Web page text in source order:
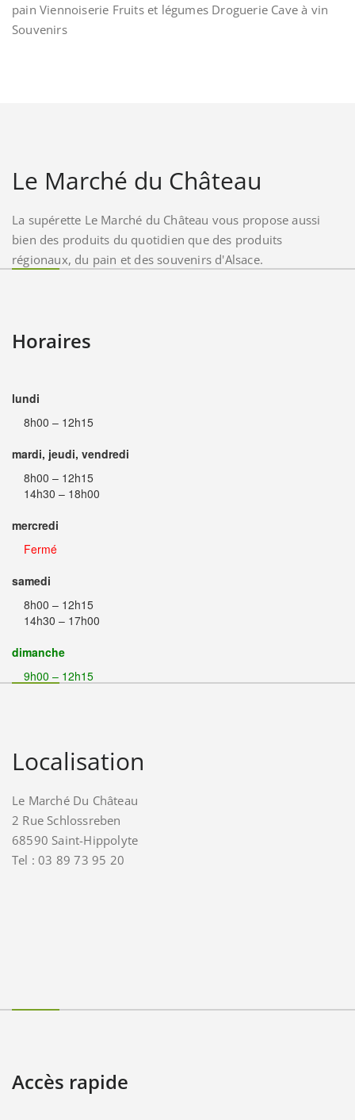
pain Viennoiserie Fruits et légumes Droguerie Cave à vin
Souvenirs
Le Marché du Château
La supérette Le Marché du Château vous propose aussi
bien des produits du quotidien que des produits
régionaux, du pain et des souvenirs d'Alsace.
Horaires
lundi
8h00 – 12h15
mardi, jeudi, vendredi
8h00 – 12h15
14h30 – 18h00
mercredi
Fermé
samedi
8h00 – 12h15
14h30 – 17h00
dimanche
9h00 – 12h15
Localisation
Le Marché Du Château
2 Rue Schlossreben
68590 Saint-Hippolyte
Tel : 03 89 73 95 20
Accès rapide